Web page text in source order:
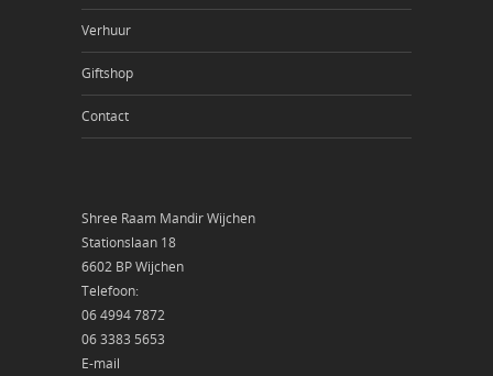
Verhuur
Giftshop
Contact
Shree Raam Mandir Wijchen
Stationslaan 18
6602 BP Wijchen
Telefoon:
06 4994 7872
06 3383 5653
E-mail